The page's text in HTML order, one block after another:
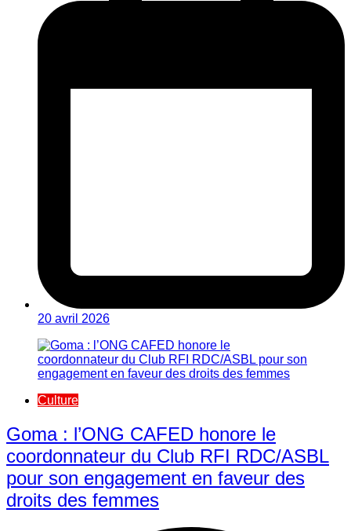
20 avril 2026
Culture
Goma : l’ONG CAFED honore le
coordonnateur du Club RFI RDC/ASBL
pour son engagement en faveur des
droits des femmes